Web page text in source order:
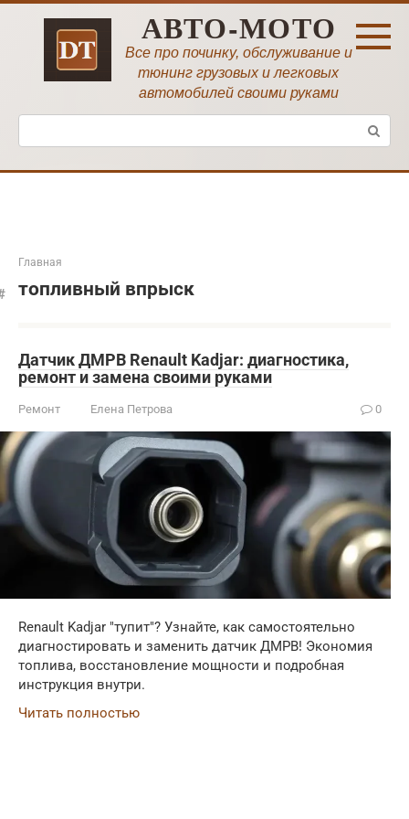
Перейти
АВТО-МОТО
Все про починку, обслуживание и
тюнинг грузовых и легковых
автомобилей своими руками
Поиск:
Главная
топливный впрыск
Датчик ДМРВ Renault Kadjar: диагностика,
ремонт и замена своими руками
Ремонт Елена Петрова 0
Renault Kadjar "тупит"? Узнайте, как самостоятельно
диагностировать и заменить датчик ДМРВ! Экономия
топлива, восстановление мощности и подробная
инструкция внутри.
Читать полностью